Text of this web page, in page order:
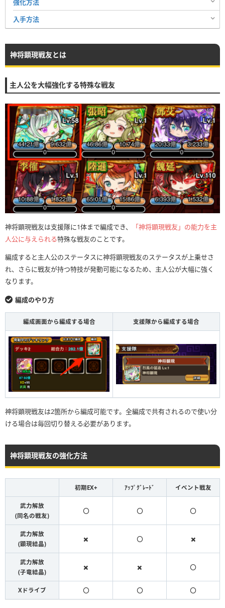
強化方法
入手方法
神将顕現戦友とは
主人公を大幅強化する特殊な戦友
神将顕現戦友は支援隊に1体まで編成でき、
「神将顕現戦友」の能力を主
人公に与えられる特殊な戦友のことです。
編成すると主人公のステータスに神将顕現戦友のステータスが上乗せさ
れ、さらに戦友が持つ特技が発動可能になるため、主人公が大幅に強く
なります。
編成のやり方
編成画面から編成する場合 支援隊から編成する場合
神将顕現戦友は2箇所から編成可能です。全編成で共有されるので使い分
ける場合は毎回切り替える必要があります。
神将顕現戦友の強化方法
初期EX+ ｱｯﾌﾟｸﾞﾚｰﾄﾞ イベント戦友
武力解放
(同名の戦友)
⭕️ ⭕️ ⭕️
武力解放
(顕現結晶)
✖️ ⭕️ ✖️
武力解放
(子竜結晶)
✖️ ✖️ ⭕️
Xドライブ ⭕️ ⭕️ ⭕️